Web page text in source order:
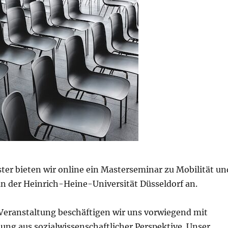
bieten wir online ein Masterseminar zu Mobilität
der Heinrich-Heine-Universität Düsseldorf an.
beschäftigen wir uns vorwiegend mit